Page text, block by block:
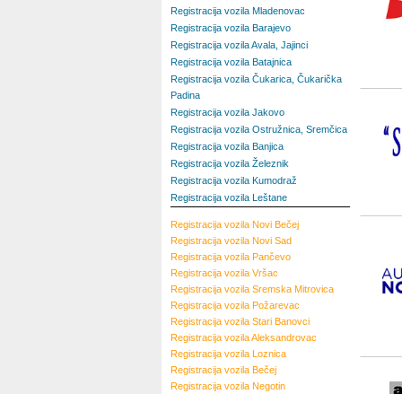
Registracija vozila Mladenovac
Registracija vozila Barajevo
Registracija vozila Avala, Jajinci
Registracija vozila Batajnica
Registracija vozila Čukarica, Čukarička
Padina
Registracija vozila Jakovo
Registracija vozila Ostružnica, Sremčica
Registracija vozila Banjica
Registracija vozila Železnik
Registracija vozila Kumodraž
Registracija vozila Leštane
Registracija vozila Novi Bečej
Registracija vozila Novi Sad
Registracija vozila Pančevo
Registracija vozila Vršac
Registracija vozila Sremska Mitrovica
Registracija vozila Požarevac
Registracija vozila Stari Banovci
Registracija vozilaAleksandrovac
Registracija vozila Loznica
Registracija vozila Bečej
Registracija vozila Negotin